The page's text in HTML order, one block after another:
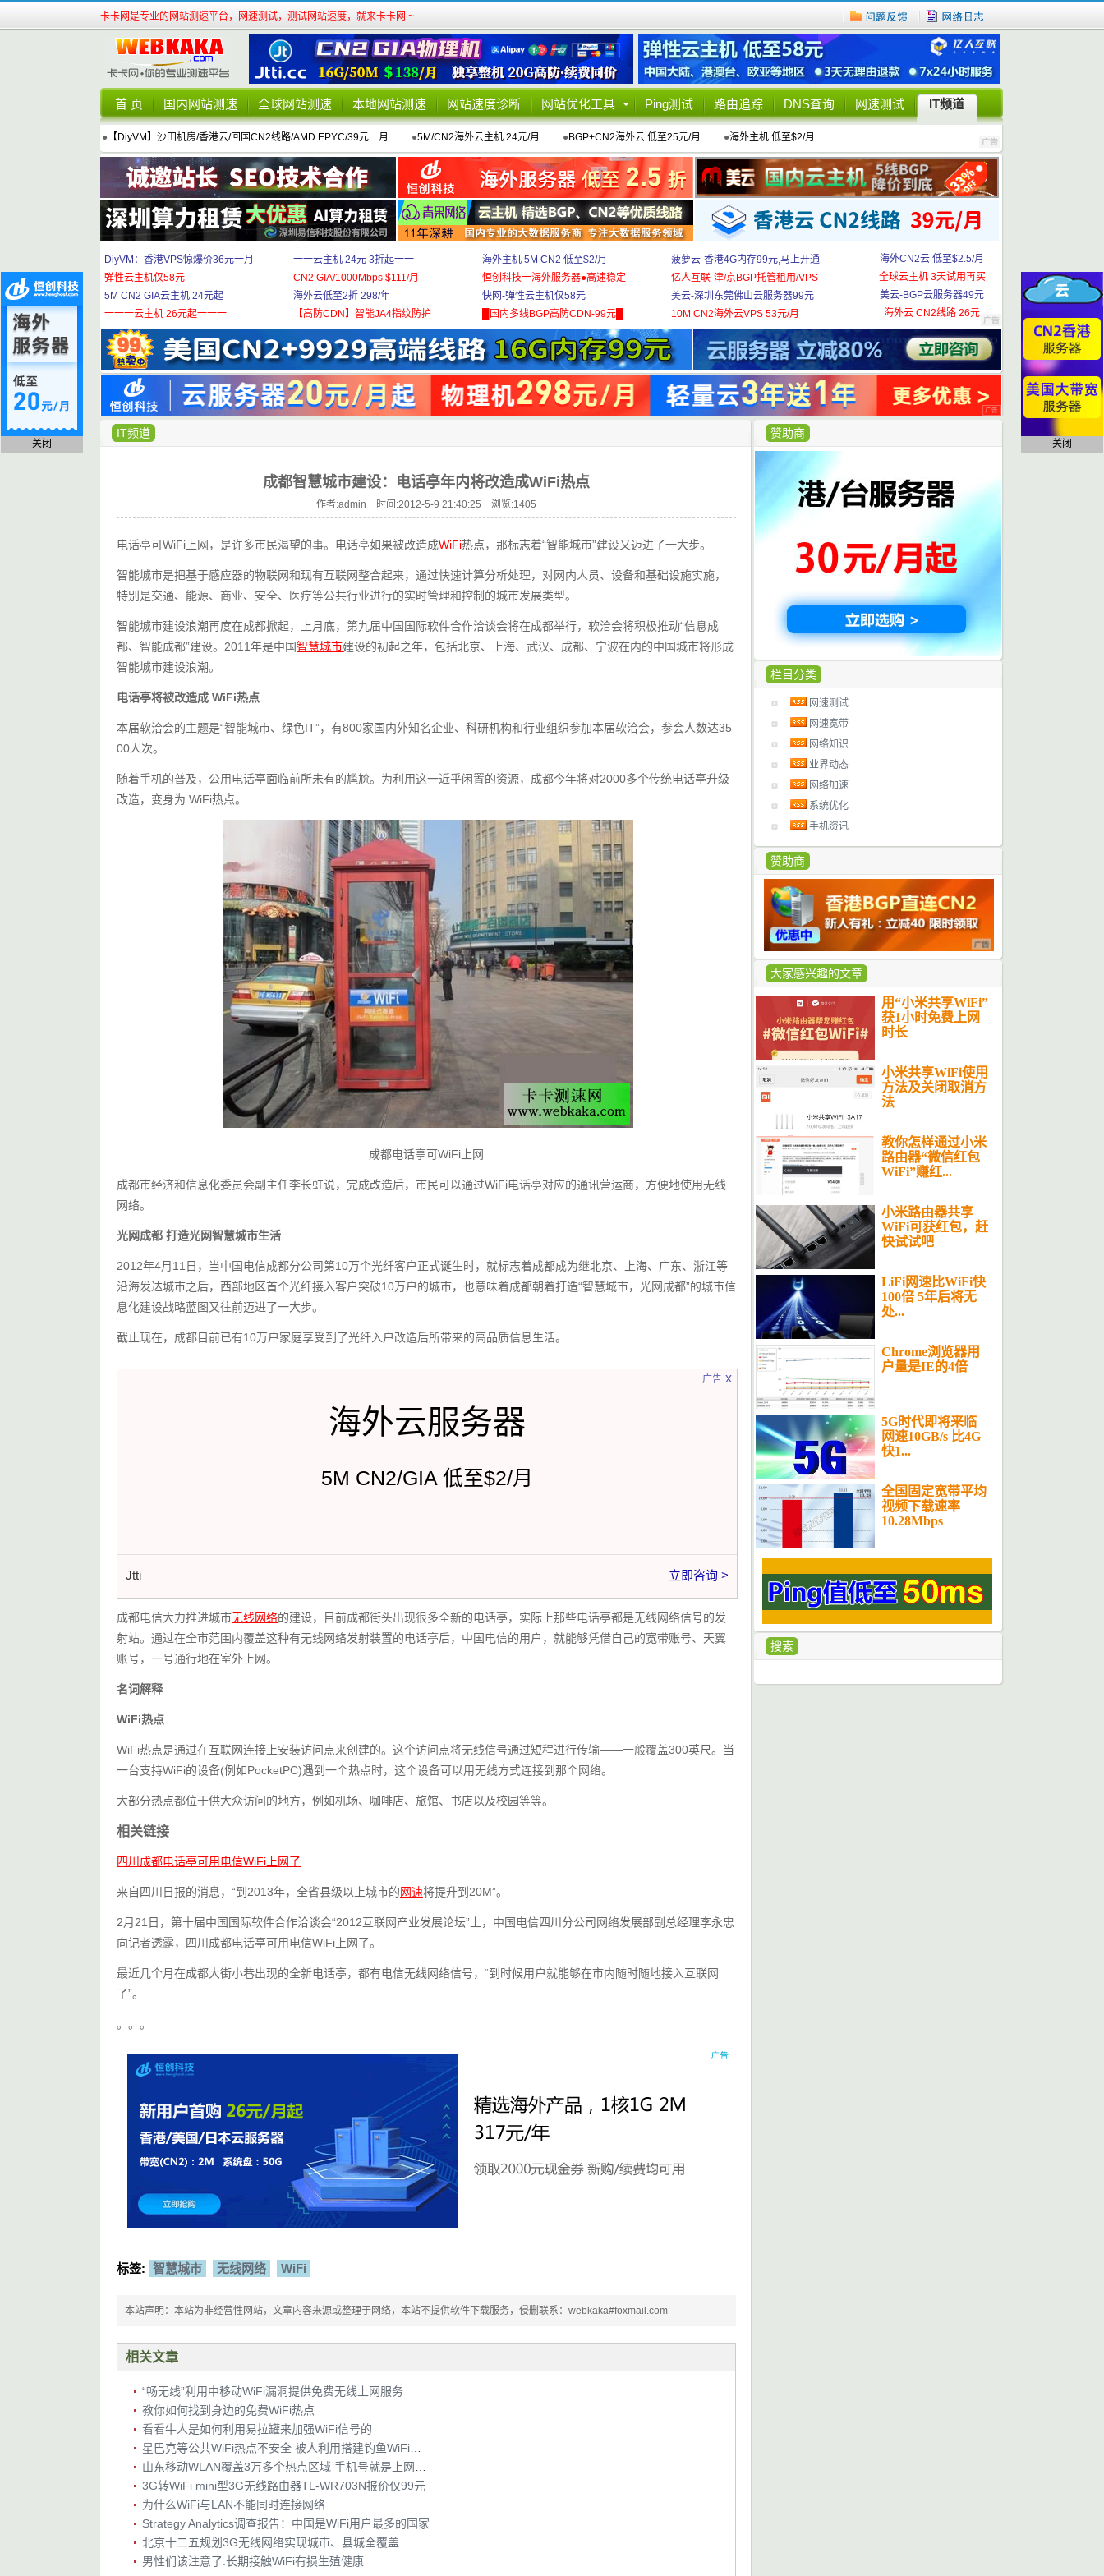
卡卡网是专业的网站测速平台，网速测试，测试网站速度，就来卡卡网 ~
首 页 国内网站测速 全球网站测速 本地网站测速 网站速度诊断 网站优化工具 Ping测试 路由追踪 DNS查询 网速测试 IT频道
● 【DiyVM】沙田机房/香港云/回国CN2线路/AMD EPYC/39元一月 ●5M/CN2海外云主机 24元/月 ●BGP+CN2海外云 低至25元/月 ●海外主机 低至$2/月
DiyVM：香港VPS惊爆价36元一月
弹性云主机仅58元
5M CN2 GIA云主机 24元起
一一一云主机 26元起一一一
一一云主机 24元 3折起一一
CN2 GIA/1000Mbps $111/月
海外云低至2折 298/年
【高防CDN】智能JA4指纹防护
海外主机 5M CN2 低至$2/月
恒创科技一海外服务器●高速稳定
快网-弹性云主机仅58元
█国内多线BGP高防CDN-99元█
菠萝云-香港4G内存99元,马上开通
亿人互联-津/京BGP托管租用/VPS
美云-深圳东莞佛山云服务器99元
10M CN2海外云VPS 53元/月
海外CN2云 低至$2.5/月
全球云主机 3天试用再买
美云-BGP云服务器49元
海外云 CN2线路 26元
赞助商
栏目分类
网速测试
网速宽带
网络知识
业界动态
网络加速
系统优化
手机资讯
赞助商
大家感兴趣的文章
用“小米共享WiFi”
获1小时免费上网
时长
小米共享WiFi使用
方法及关闭取消方
法
教你怎样通过小米
路由器“微信红包
WiFi”赚红...
小米路由器共享
WiFi可获红包，赶
快试试吧
LiFi网速比WiFi快
100倍 5年后将无
处...
Chrome浏览器用
户量是IE的4倍
5G时代即将来临
网速10GB/s 比4G
快1...
全国固定宽带平均
视频下载速率
10.28Mbps
搜索
IT频道
成都智慧城市建设：电话亭年内将改造成WiFi热点
作者:admin 时间:2012-5-9 21:40:25 浏览:1405
电话亭可WiFi上网，是许多市民渴望的事。电话亭如果被改造成WiFi热点，那标志着“智能城市”建设又迈进了一大步。
智能城市是把基于感应器的物联网和现有互联网整合起来，通过快速计算分析处理，对网内人员、设备和基础设施实施，
特别是交通、能源、商业、安全、医疗等公共行业进行的实时管理和控制的城市发展类型。
智能城市建设浪潮再度在成都掀起，上月底，第九届中国国际软件合作洽谈会将在成都举行，软洽会将积极推动“信息成
都、智能成都”建设。2011年是中国智慧城市建设的初起之年，包括北京、上海、武汉、成都、宁波在内的中国城市将形成
智能城市建设浪潮。
电话亭将被改造成 WiFi热点
本届软洽会的主题是“智能城市、绿色IT”，有800家国内外知名企业、科研机构和行业组织参加本届软洽会，参会人数达35
00人次。
随着手机的普及，公用电话亭面临前所未有的尴尬。为利用这一近乎闲置的资源，成都今年将对2000多个传统电话亭升级
改造，变身为 WiFi热点。
成都电话亭可WiFi上网
成都市经济和信息化委员会副主任李长虹说，完成改造后，市民可以通过WiFi电话亭对应的通讯营运商，方便地使用无线
网络。
光网成都 打造光网智慧城市生活
2012年4月11日，当中国电信成都分公司第10万个光纤客户正式诞生时，就标志着成都成为继北京、上海、广东、浙江等
沿海发达城市之后，西部地区首个光纤接入客户突破10万户的城市，也意味着成都朝着打造“智慧城市，光网成都”的城市信
息化建设战略蓝图又往前迈进了一大步。
截止现在，成都目前已有10万户家庭享受到了光纤入户改造后所带来的高品质信息生活。
广告
海外云服务器
5M CN2/GIA 低至$2/月
Jtti 立即咨询 >
x
成都电信大力推进城市无线网络的建设，目前成都街头出现很多全新的电话亭，实际上那些电话亭都是无线网络信号的发
射站。通过在全市范围内覆盖这种有无线网络发射装置的电话亭后，中国电信的用户，就能够凭借自己的宽带账号、天翼
账号，一号通行地在室外上网。
名词解释
WiFi热点
WiFi热点是通过在互联网连接上安装访问点来创建的。这个访问点将无线信号通过短程进行传输——一般覆盖300英尺。当
一台支持WiFi的设备(例如PocketPC)遇到一个热点时，这个设备可以用无线方式连接到那个网络。
大部分热点都位于供大众访问的地方，例如机场、咖啡店、旅馆、书店以及校园等等。
相关链接
四川成都电话亭可用电信WiFi上网了
来自四川日报的消息，“到2013年，全省县级以上城市的网速将提升到20M”。
2月21日，第十届中国国际软件合作洽谈会“2012互联网产业发展论坛”上，中国电信四川分公司网络发展部副总经理李永忠
向记者透露，四川成都电话亭可用电信WiFi上网了。
最近几个月在成都大街小巷出现的全新电话亭，都有电信无线网络信号，“到时候用户就能够在市内随时随地接入互联网
了”。
。。。
标签: 智慧城市 无线网络 WiFi
本站声明：本站为非经营性网站，文章内容来源或整理于网络，本站不提供软件下载服务，侵删联系：webkaka#foxmail.com
相关文章
“畅无线”利用中移动WiFi漏洞提供免费无线上网服务
教你如何找到身边的免费WiFi热点
看看牛人是如何利用易拉罐来加强WiFi信号的
3G转WiFi mini型3G无线路由器TL-WR703N报价仅99元
为什么WiFi与LAN不能同时连接网络
Strategy Analytics调查报告：中国是WiFi用户最多的国家
北京十二五规划3G无线网络实现城市、县城全覆盖
男性们该注意了:长期接触WiFi有损生殖健康
关闭 关闭